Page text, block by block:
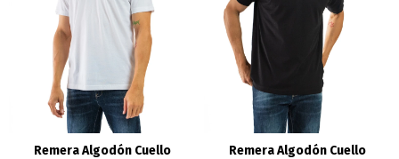
Remera Algodón Cuello
Remera Algodón Cuello